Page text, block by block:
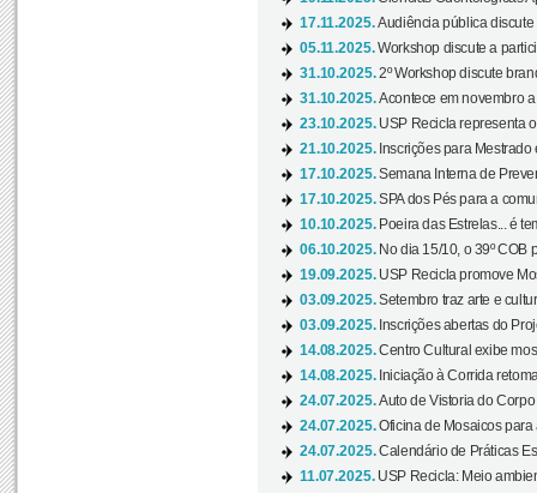
17.11.2025.Audiência pública
05.11.2025.Workshop discute a
31.10.2025.2º Workshop discute
31.10.2025.Acontece em novembro
23.10.2025. USP Recicla representa
21.10.2025. Inscrições para
17.10.2025.Semana Interna de
17.10.2025.SPA dos Pés para a
10.10.2025. Poeira das Estrelas... é
06.10.2025. No dia 15/10, o 39º COB
19.09.2025. USP Recicla promove
03.09.2025.Setembro traz arte e
03.09.2025. Inscrições abertas do
14.08.2025.Centro Cultural exibe
14.08.2025. Iniciação à Corrida
24.07.2025.Auto de Vistoria do
24.07.2025.Oficina de Mosaicos
24.07.2025.Calendário de Práticas
11.07.2025. USP Recicla: Meio